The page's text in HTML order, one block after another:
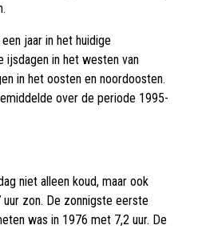
jaar in het huidige
ijsdagen in het westen van
in het oosten en noordoosten.
over de periode 1995-
niet alleen koud, maar ook
zon. De zonnigste eerste
was in 1976 met 7,2 uur. De